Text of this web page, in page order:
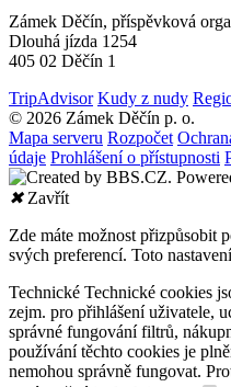
Zámek Děčín, příspěvková
Dlouhá jízda 1254
405 02 Děčín 1
TripAdvisor Kudy z nudy
© 2026 Zámek Děčín p. o.
Mapa serveru Rozpočet
údaje Prohlášení o přístupnosti
✖Zavřít
Zde máte možnost přizpůsobit
svých preferencí. Toto
Technické Technické cookies
zejm. pro přihlášení uživatele,
správné fungování filtrů,
používání těchto cookies je
nemohou správně fungovat.